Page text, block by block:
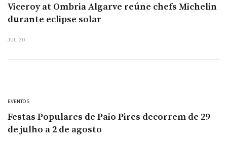
Viceroy at Ombria Algarve reúne chefs Michelin
durante eclipse solar
JUL. 30
EVENTOS
Festas Populares de Paio Pires decorrem de 29
de julho a 2 de agosto